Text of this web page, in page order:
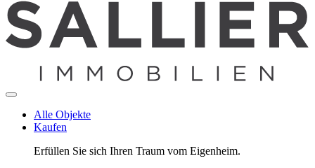
Alle Objekte
Kaufen
Erfüllen Sie sich Ihren Traum vom Eigenheim.